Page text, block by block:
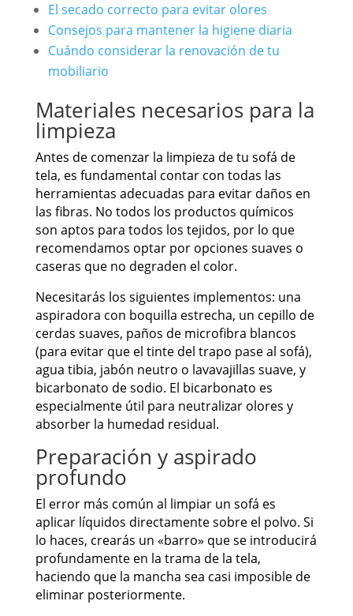
El secado correcto para evitar olores
Consejos para mantener la higiene diaria
Cuándo considerar la renovación de tu
mobiliario
Materiales necesarios para la
limpieza
Antes de comenzar la limpieza de tu sofá de
tela, es fundamental contar con todas las
herramientas adecuadas para evitar daños en
las fibras. No todos los productos químicos
son aptos para todos los tejidos, por lo que
recomendamos optar por opciones suaves o
caseras que no degraden el color.
Necesitarás los siguientes implementos: una
aspiradora con boquilla estrecha, un cepillo de
cerdas suaves, paños de microfibra blancos
(para evitar que el tinte del trapo pase al sofá),
agua tibia, jabón neutro o lavavajillas suave, y
bicarbonato de sodio. El bicarbonato es
especialmente útil para neutralizar olores y
absorber la humedad residual.
Preparación y aspirado
profundo
El error más común al limpiar un sofá es
aplicar líquidos directamente sobre el polvo. Si
lo haces, crearás un «barro» que se introducirá
profundamente en la trama de la tela,
haciendo que la mancha sea casi imposible de
eliminar posteriormente.